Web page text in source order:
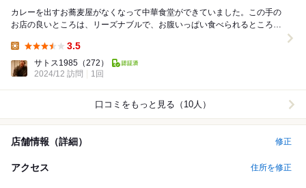
カレーを出すお蕎麦屋がなくなって中華食堂ができていました。この手の
お店の良いところは、リーズナブルで、お腹いっぱい食べられるところ。
3.5
サトス1985 （272）
2024/12 訪問
1回
口コミをもっと見る（10人）
店舗情報（詳細） 修正
アクセス 住所を修正